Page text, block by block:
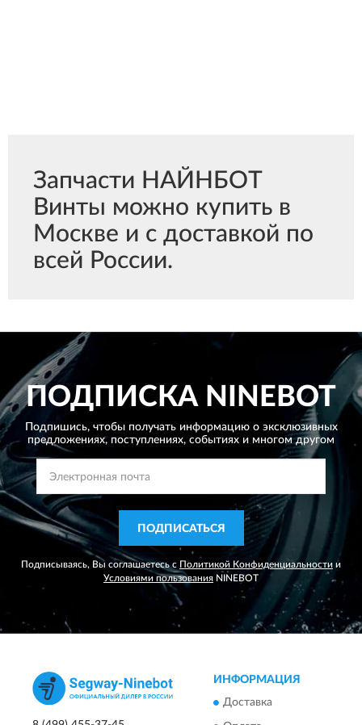
Запчасти НАЙНБОТ
Винты можно купить в
Москве и с доставкой по
всей России.
ПОДПИСКА NINEBOT
Подпишись, чтобы получать информацию о эксклюзивных
предложениях, поступлениях, событиях и многом другом
ПОДПИСАТЬСЯ
Подписываясь, Вы соглашаетесь с Политикой Конфиденциальности и
Условиями пользования NINEBOT
ИНФОРМАЦИЯ
Доставка